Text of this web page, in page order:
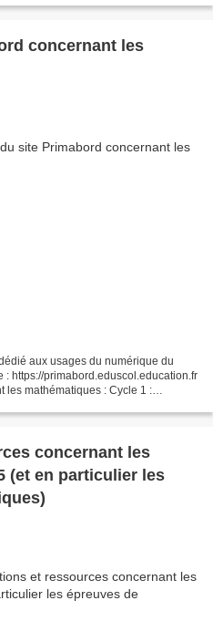
concernant les
aux usages du numérique du
: https://primabord.eduscol.education.fr
les mathématiques : Cycle 1 :
concernant les
(et en particulier les